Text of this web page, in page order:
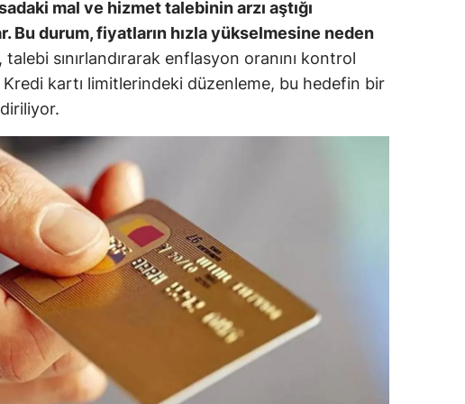
Yalova
Karabük
Kilis
Osmaniye
Düzce
mal ve hizmet talebinin arzı aştığı
Bu durum, fiyatların hızla yükselmesine neden
sınırlandırarak enflasyon oranını kontrol
Kredi kartı limitlerindeki düzenleme, bu hedefin bir